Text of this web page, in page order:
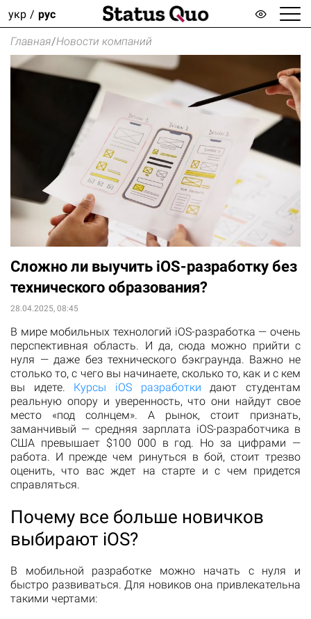
укр рус
Главная/Новости компаний
Сложно ли выучить iOS-разработку без
технического образования?
28.04.2025, 08:45
В мире мобильных технологий iOS-разработка — очень
перспективная область. И да, сюда можно прийти с
нуля — даже без технического бэкграунда. Важно не
столько то, с чего вы начинаете, сколько то, как и с кем
вы идете. Курсы iOS разработки дают студентам
реальную опору и уверенность, что они найдут свое
место «под солнцем». А рынок, стоит признать,
заманчивый — средняя зарплата iOS-разработчика в
США превышает $100 000 в год. Но за цифрами —
работа. И прежде чем ринуться в бой, стоит трезво
оценить, что вас ждет на старте и с чем придется
справляться.
Почему все больше новичков
выбирают iOS?
В мобильной разработке можно начать с нуля и
быстро развиваться. Для новиков она привлекательна
такими чертами: